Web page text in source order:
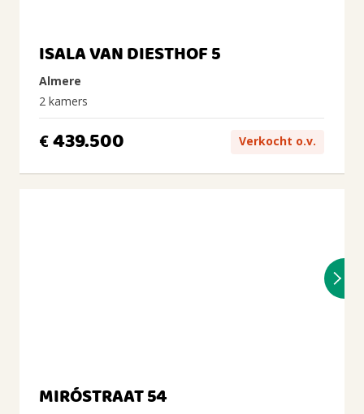
ISALA VAN DIESTHOF 5
Almere
2 kamers
€439.500 Verkocht o.v.
MIRÓSTRAAT 54